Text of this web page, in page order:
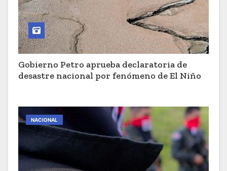
Gobierno Petro aprueba declaratoria de
desastre nacional por fenómeno de El Niño
NACIONAL